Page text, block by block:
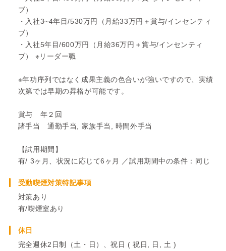
ブ）
・入社3~4年目/530万円（月給33万円＋賞与/インセンティ
ブ）
・入社5年目/600万円（月給36万円＋賞与/インセンティ
ブ） ※リーダー職
※年功序列ではなく成果主義の色合いが強いですので、実績
次第では早期の昇格が可能です。
賞与 年２回
諸手当 通勤手当, 家族手当, 時間外手当
【試用期間】
有/ 3ヶ月、状況に応じて6ヶ月 ／試用期間中の条件：同じ
受動喫煙対策特記事項
対策あり
有/喫煙室あり
休日
完全週休2日制（土・日）、祝日 ( 祝日, 日, 土 )